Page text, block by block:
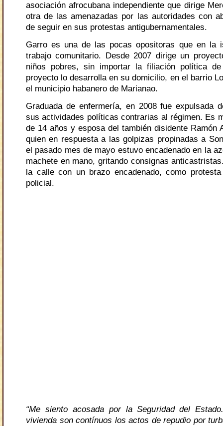
asociación afrocubana independiente que dirige
otra de las amenazadas por las autoridades con
de seguir en sus protestas antigubernamentales.
Garro es una de las pocas opositoras que en la
trabajo comunitario. Desde 2007 dirige un
niños pobres, sin importar la filiación política
proyecto lo desarrolla en su domicilio, en el barrio
el municipio habanero de Marianao.
Graduada de enfermería, en 2008 fue expulsada
sus actividades políticas contrarias al régimen. Es
de 14 años y esposa del también disidente Ramón
quien en respuesta a las golpizas propinadas a
el pasado mes de mayo estuvo encadenado en la
machete en mano, gritando consignas
la calle con un brazo encadenado, como
policial.
“Me siento acosada por la Seguridad del
vivienda son contínuos los actos de repudio por